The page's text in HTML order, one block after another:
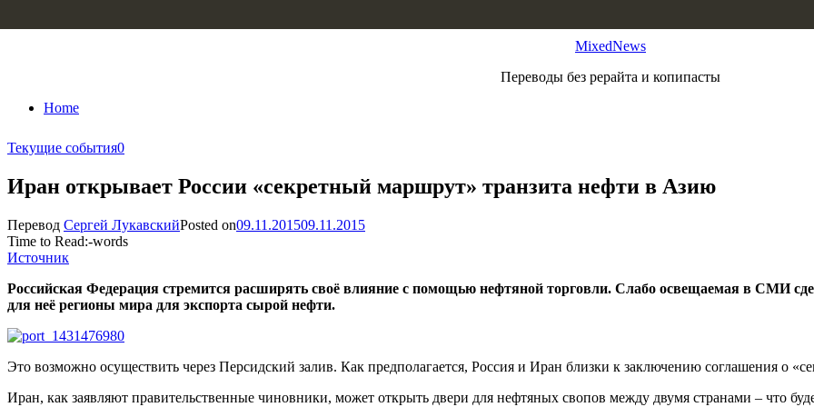
MixedNews
Переводы без рерайта и копипасты
Home
Текущие события0
Иран открывает России «секретный маршрут» транзита нефти в Азию
Перевод Сергей ЛукавскийPosted on09.11.201509.11.2015
Time to Read:-words
Источник
Российская Федерация стремится расширять своё влияние с помощью нефтяной торговли. Слабо освещаемая в СМИ
для неё регионы мира для экспорта сырой нефти.
Это возможно осуществить через Персидский залив. Как предполагается, Россия и Иран близки к заключению соглашения о
Иран, как заявляют правительственные чиновники, может открыть двери для нефтяных свопов между двумя странами – что